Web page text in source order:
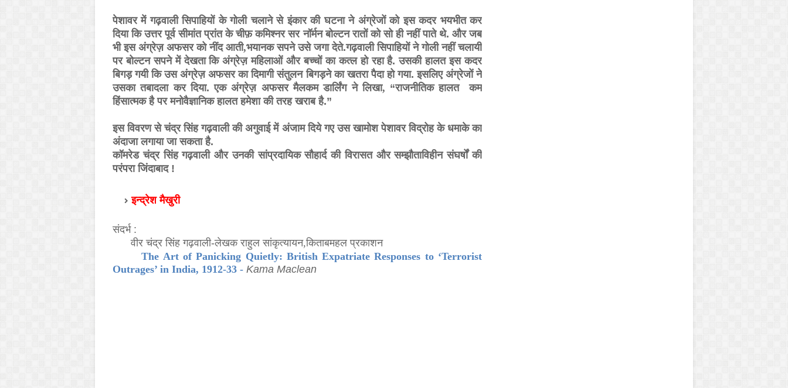
पेशावर में गढ़वाली सिपाहियों के गोली चलाने से इंकार की घटना ने अंग्रेजों को इस कदर भयभीत कर
दिया कि उत्तर पूर्व सीमांत प्रांत के चीफ़ कमिश्नर सर नॉर्मन बोल्टन रातों को सो ही नहीं पाते थे. और जब
भी इस अंग्रेज़ अफसर को नींद आती,भयानक सपने उसे जगा देते.गढ़वाली सिपाहियों ने गोली नहीं चलायी
पर बोल्टन सपने में देखता कि अंग्रेज़ महिलाओं और बच्चों का कत्ल हो रहा है. उसकी हालत इस कदर
बिगड़ गयी कि उस अंग्रेज़ अफसर का दिमागी संतुलन बिगड़ने का खतरा पैदा हो गया. इसलिए अंग्रेजों ने
उसका तबादला कर दिया. एक अंग्रेज़ अफसर मैलकम डार्लिंग ने लिखा, “राजनीतिक हालत
कम
हिंसात्मक है पर मनोवैज्ञानिक हालत हमेशा की तरह खराब है.”
इस विवरण से चंद्र सिंह गढ़वाली की अगुवाई में अंजाम दिये गए उस खामोश पेशावर विद्रोह के धमाके का
अंदाजा लगाया जा सकता है.
कॉमरेड चंद्र सिंह गढ़वाली और उनकी सांप्रदायिक सौहार्द की विरासत और सम्झौताविहीन संघर्षों की
परंपरा जिंदाबाद !
इन्द्रेश मैखुरी
संदर्भ :
वीर चंद्र सिंह गढ़वाली-लेखक राहुल सांकृत्यायन,किताबमहल प्रकाशन
The Art of Panicking Quietly: British Expatriate Responses to ‘Terrorist
Outrages’ in India, 1912-33 - Kama Maclean